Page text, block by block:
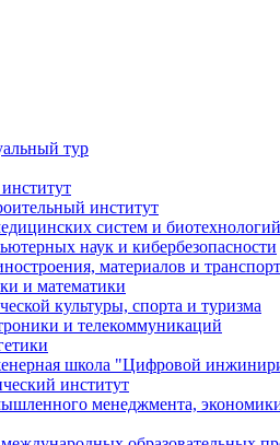
тур
институт
систем и биотехнологий
наук и кибербезопасности
материалов и
и математики
культуры, спорта и туризма
и телекоммуникаций
школа "Цифровой
институт
менеджмента,